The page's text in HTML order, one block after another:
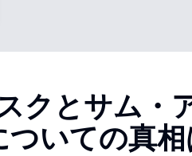
クとサム・
ついての真相